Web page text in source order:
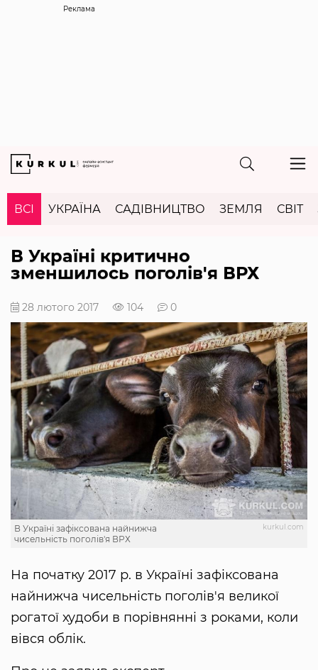
Реклама
ВСІ УКРАЇНА САДІВНИЦТВО ЗЕМЛЯ СВІТ
В Україні критично
зменшилось поголів'я ВРХ
28 лютого 2017 104 0
kurkul.com
В Україні зафіксована найнижча
чисельність поголів'я ВРХ
На початку 2017 р. в Україні зафіксована
найнижча чисельність поголів'я великої
рогатої худоби в порівнянні з роками, коли
вівся облік.